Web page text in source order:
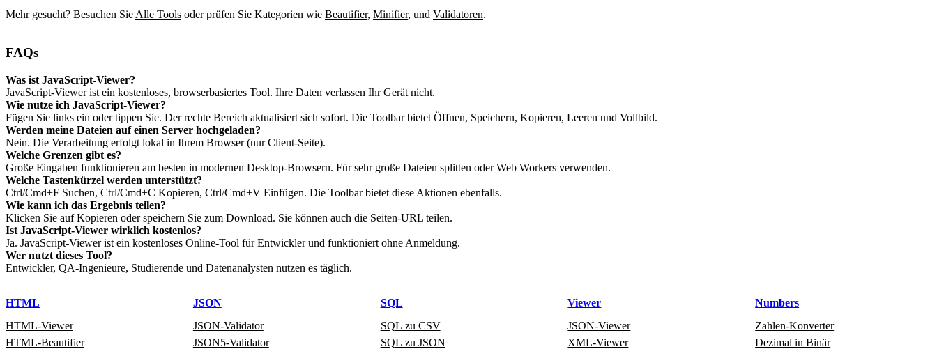
Mehr gesucht? Besuchen Sie Alle Tools oder prüfen Sie Kategorien wie Beautifier, Minifier, und Validatoren.
FAQs
Was ist JavaScript‑Viewer?
JavaScript‑Viewer ist ein kostenloses, browserbasiertes Tool. Ihre Daten verlassen Ihr Gerät nicht.
Wie nutze ich JavaScript‑Viewer?
Fügen Sie links ein oder tippen Sie. Der rechte Bereich aktualisiert sich sofort. Die Toolbar bietet Öffnen, Speichern, Kopieren, Leeren und Vollbild.
Werden meine Dateien auf einen Server hochgeladen?
Nein. Die Verarbeitung erfolgt lokal in Ihrem Browser (nur Client‑Seite).
Welche Grenzen gibt es?
Große Eingaben funktionieren am besten in modernen Desktop‑Browsern. Für sehr große Dateien splitten oder Web Workers verwenden.
Welche Tastenkürzel werden unterstützt?
Ctrl/Cmd+F Suchen, Ctrl/Cmd+C Kopieren, Ctrl/Cmd+V Einfügen. Die Toolbar bietet diese Aktionen ebenfalls.
Wie kann ich das Ergebnis teilen?
Klicken Sie auf Kopieren oder speichern Sie zum Download. Sie können auch die Seiten‑URL teilen.
Ist JavaScript‑Viewer wirklich kostenlos?
Ja. JavaScript‑Viewer ist ein kostenloses Online‑Tool für Entwickler und funktioniert ohne Anmeldung.
Wer nutzt dieses Tool?
Entwickler, QA‑Ingenieure, Studierende und Datenanalysten nutzen es täglich.
HTML
HTML‑Viewer
HTML‑Beautifier
JSON
JSON‑Validator
JSON5‑Validator
SQL
SQL zu CSV
SQL zu JSON
Viewer
JSON‑Viewer
XML‑Viewer
Numbers
Zahlen‑Konverter
Dezimal in Binär